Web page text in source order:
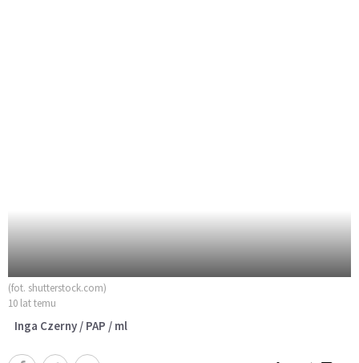
(fot. shutterstock.com)
10 lat temu
Inga Czerny / PAP / ml